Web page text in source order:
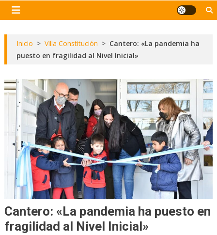
Inicio > Villa Constitución > Cantero: «La pandemia ha
puesto en fragilidad al Nivel Inicial»
Cantero: «La pandemia ha puesto en
fragilidad al Nivel Inicial»